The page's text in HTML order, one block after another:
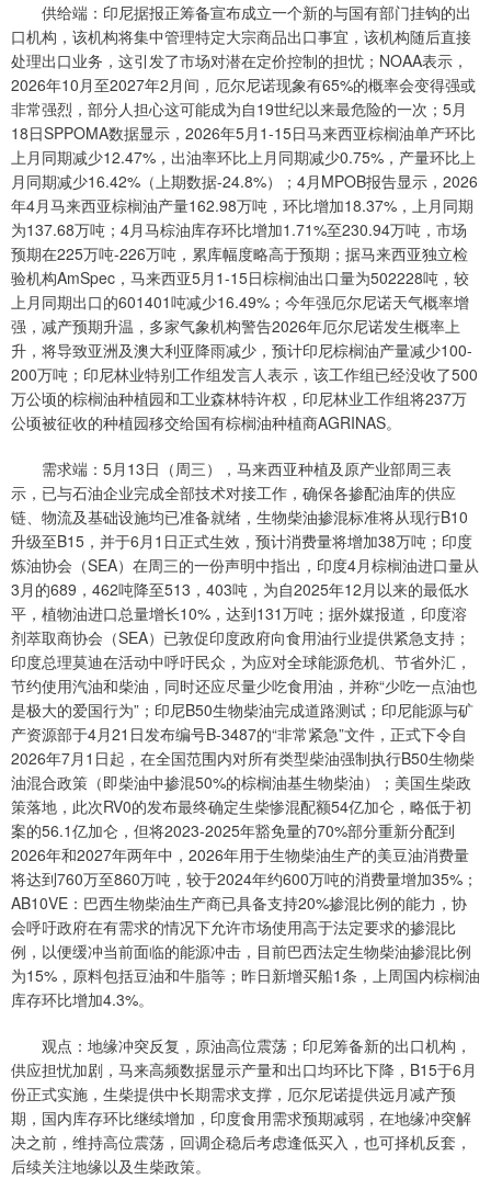
供给端：印尼据报正筹备宣布成立一个新的与国有部门挂钩的出
口机构，该机构将集中管理特定大宗商品出口事宜，该机构随后直接
处理出口业务，这引发了市场对潜在定价控制的担忧；NOAA表示，
2026年10月至2027年2月间，厄尔尼诺现象有65%的概率会变得强或
非常强烈，部分人担心这可能成为自19世纪以来最危险的一次；5月
18日SPPOMA数据显示，2026年5月1-15日马来西亚棕榈油单产环比
上月同期减少12.47%，出油率环比上月同期减少0.75%，产量环比上
月同期减少16.42%（上期数据-24.8%）；4月MPOB报告显示，2026
年4月马来西亚棕榈油产量162.98万吨，环比增加18.37%，上月同期
为137.68万吨；4月马棕油库存环比增加1.71%至230.94万吨，市场
预期在225万吨-226万吨，累库幅度略高于预期；据马来西亚独立检
验机构AmSpec，马来西亚5月1-15日棕榈油出口量为502228吨，较
上月同期出口的601401吨减少16.49%；今年强厄尔尼诺天气概率增
强，减产预期升温，多家气象机构警告2026年厄尔尼诺发生概率上
升，将导致亚洲及澳大利亚降雨减少，预计印尼棕榈油产量减少100-
200万吨；印尼林业特别工作组发言人表示，该工作组已经没收了500
万公顷的棕榈油种植园和工业森林特许权，印尼林业工作组将237万
公顷被征收的种植园移交给国有棕榈油种植商AGRINAS。
需求端：5月13日（周三），马来西亚种植及原产业部周三表
示，已与石油企业完成全部技术对接工作，确保各掺配油库的供应
链、物流及基础设施均已准备就绪，生物柴油掺混标准将从现行B10
升级至B15，并于6月1日正式生效，预计消费量将增加38万吨；印度
炼油协会（SEA）在周三的一份声明中指出，印度4月棕榈油进口量从
3月的689，462吨降至513，403吨，为自2025年12月以来的最低水
平，植物油进口总量增长10%，达到131万吨；据外媒报道，印度溶
剂萃取商协会（SEA）已敦促印度政府向食用油行业提供紧急支持；
印度总理莫迪在活动中呼吁民众，为应对全球能源危机、节省外汇，
节约使用汽油和柴油，同时还应尽量少吃食用油，并称“少吃一点油也
是极大的爱国行为”；印尼B50生物柴油完成道路测试；印尼能源与矿
产资源部于4月21日发布编号B-3487的“非常紧急”文件，正式下令自
2026年7月1日起，在全国范围内对所有类型柴油强制执行B50生物柴
油混合政策（即柴油中掺混50%的棕榈油基生物柴油）；美国生柴政
策落地，此次RV0的发布最终确定生柴惨混配额54亿加仑，略低于初
案的56.1亿加仑，但将2023-2025年豁免量的70%部分重新分配到
2026年和2027年两年中，2026年用于生物柴油生产的美豆油消费量
将达到760万至860万吨，较于2024年约600万吨的消费量增加35%；
AB10VE：巴西生物柴油生产商已具备支持20%掺混比例的能力，协
会呼吁政府在有需求的情况下允许市场使用高于法定要求的掺混比
例，以便缓冲当前面临的能源冲击，目前巴西法定生物柴油掺混比例
为15%，原料包括豆油和牛脂等；昨日新增买船1条，上周国内棕榈油
库存环比增加4.3%。
观点：地缘冲突反复，原油高位震荡；印尼筹备新的出口机构，
供应担忧加剧，马来高频数据显示产量和出口均环比下降，B15于6月
份正式实施，生柴提供中长期需求支撑，厄尔尼诺提供远月减产预
期，国内库存环比继续增加，印度食用需求预期减弱，在地缘冲突解
决之前，维持高位震荡，回调企稳后考虑逢低买入，也可择机反套，
后续关注地缘以及生柴政策。